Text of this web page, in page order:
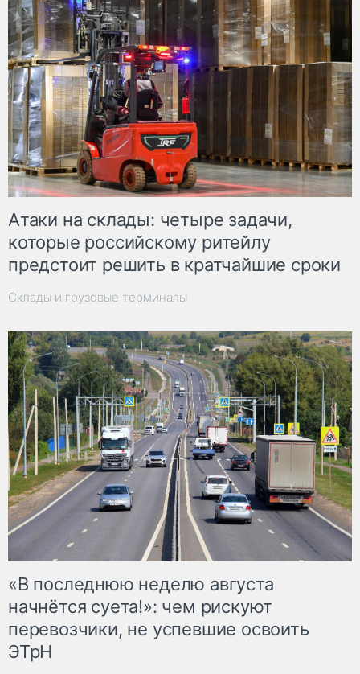
Атаки на склады: четыре задачи,
которые российскому ритейлу
предстоит решить в кратчайшие сроки
Склады и грузовые терминалы
«В последнюю неделю августа
начнётся суета!»: чем рискуют
перевозчики, не успевшие освоить
ЭТрН